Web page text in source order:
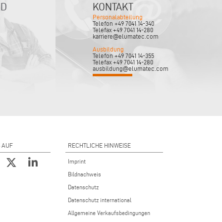
KONTAKT
Personalabteilung
Telefon +49 7041 14-340
Telefax +49 7041 14-280
karriere@elumatec.com
Ausbildung
Telefon +49 7041 14-355
Telefax +49 7041 14-280
ausbildung@elumatec.com
AUF RECHTLICHE HINWEISE
Imprint
Bildnachweis
Datenschutz
Datenschutz international
Allgemeine Verkaufsbedingungen